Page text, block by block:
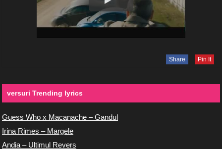
Share Pin It
versuri Trending lyrics
Guess Who x Macanache – Gandul
Irina Rimes – Margele
Andia – Ultimul Revers